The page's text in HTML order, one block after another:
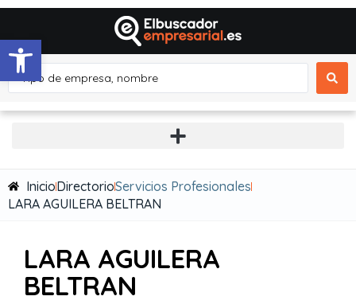
Abrir barra de herramientas
InicioDirectorioServicios Profesionales
LARA AGUILERA BELTRAN
LARA AGUILERA
BELTRAN